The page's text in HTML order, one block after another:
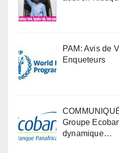
PAM: Avis de
Enqueteurs
Groupe
dynamique…